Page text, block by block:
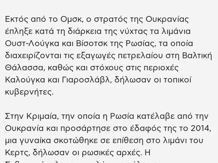
Εκτός από το Ομσκ, ο στρατός της Ουκρανίας
έπληξε κατά τη διάρκεια της νύχτας τα λιμάνια
Ουστ-Λούγκα και Βίσοτσκ της Ρωσίας, τα οποία
διαχειρίζονται τις εξαγωγές πετρελαίου στη Βαλτική
Θάλασσα, καθώς και στόχους στις περιοχές
Καλούγκα και Γιαροσλάβλ, δήλωσαν οι τοπικοί
κυβερνήτες.
Στην Κριμαία, την οποία η Ρωσία κατέλαβε από την
Ουκρανία και προσάρτησε στο έδαφός της το 2014,
μια γυναίκα σκοτώθηκε σε επίθεση στο λιμάνι του
Κερτς, δήλωσαν οι ρωσικές αρχές. Η